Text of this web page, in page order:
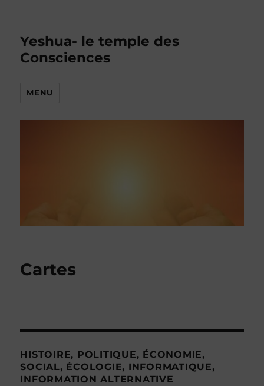
Yeshua- le temple des
Consciences
MENU
Cartes
HISTOIRE, POLITIQUE, ÉCONOMIE,
SOCIAL, ÉCOLOGIE, INFORMATIQUE,
INFORMATION ALTERNATIVE